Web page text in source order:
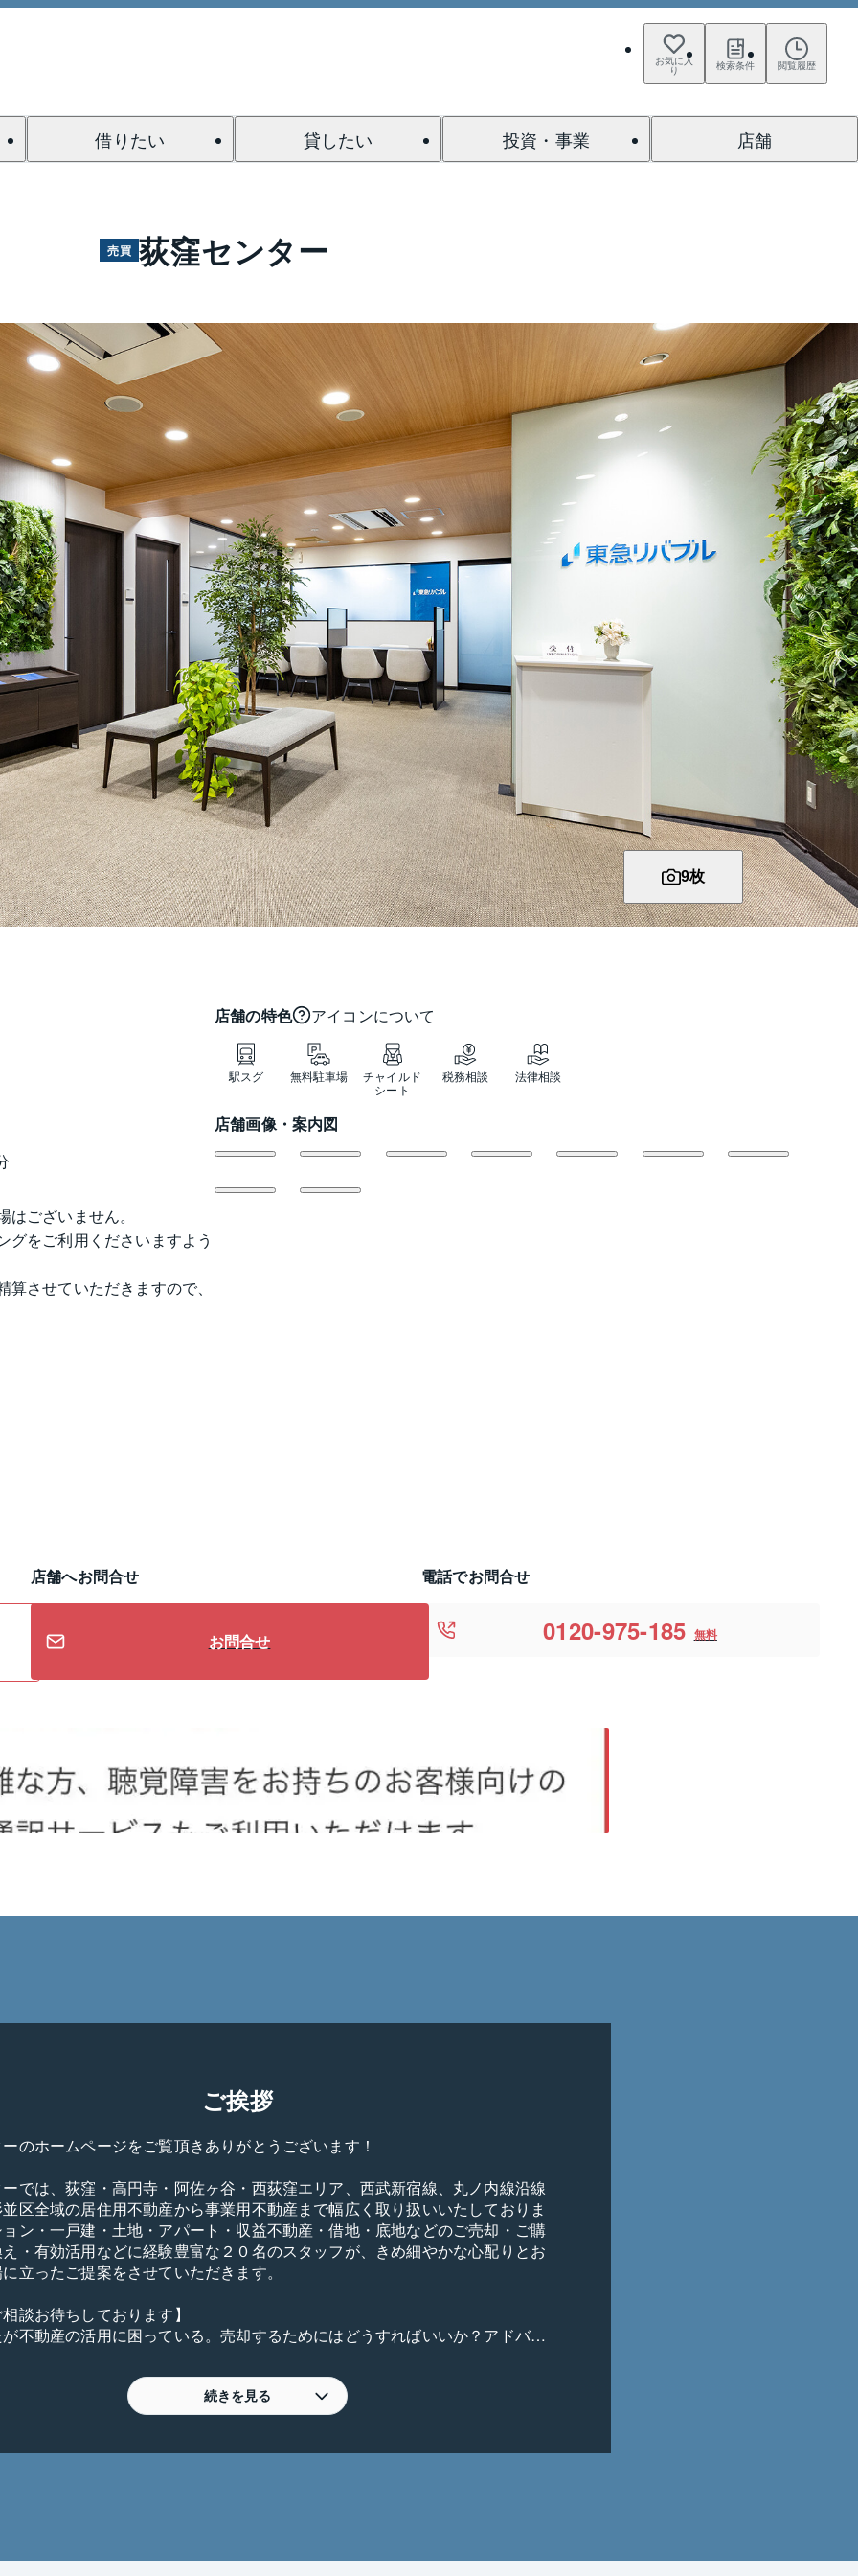
お気に入
り 検索条件 閲覧履歴
借りたい 貸したい 投資・事業 店舗
売買 荻窪センター
9枚
ございません。
グをご利用くださいますよう
させていただきますので、
店舗の特色 アイコンについて
駅スグ 無料駐車場
チャイルド
シート
税務相談 法律相談
店舗画像・案内図
店舗へお問合せ
お問合せ
電話でお問合せ
0120-975-185 無料
ご挨拶
のホームページをご覧頂きありがとうございます！
では、荻窪・高円寺・阿佐ヶ谷・西荻窪エリア、西武新宿線、丸ノ内線沿線
区全域の居住用不動産から事業用不動産まで幅広く取り扱いいたしておりま
ン・一戸建・土地・アパート・収益不動産・借地・底地などのご売却・ご購
・有効活用などに経験豊富な２０名のスタッフが、きめ細やかな心配りとお
立ったご提案をさせていただきます。
談お待ちしております】
不動産の活用に困っている。売却するためにはどうすればいいか？アドバイ
て手狭になったからマンションを売却して戸建に買い替えたい。売却が先？
うすれば良いか教えて欲しい。
払いが厳しい。周りに知られずにリバブルで買い取って欲しい。
産コンシェルジュとして、「お客様に選ばれる店づくり」を目指して行動さ
続きを見る